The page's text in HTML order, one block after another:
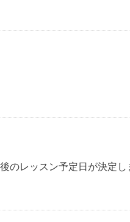
のレッスン予定日が決定し